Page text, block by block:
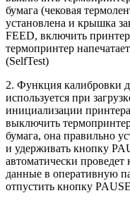
бумага (чековая
установлена и крышка
FEED, включить
термопринтер
(SelfTest)
2. Функция калибровки
используется при
инициализации
выключить
бумага, она правильно
и удерживать кнопку
автоматически проведет
данные в оперативную
отпустить кнопку